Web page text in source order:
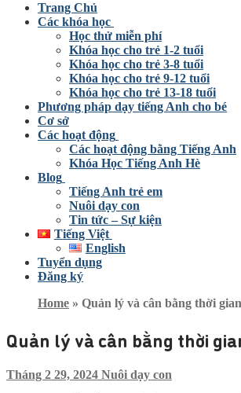
Trang Chủ
Các khóa học
Học thử miễn phí
Khóa học cho trẻ 1-2 tuổi
Khóa học cho trẻ 3-8 tuổi
Khóa học cho trẻ 9-12 tuổi
Khóa học cho trẻ 13-18 tuổi
Phương pháp dạy tiếng Anh cho bé
Cơ sở
Các hoạt động
Các hoạt động bằng Tiếng Anh
Khóa Học Tiếng Anh Hè
Blog
Tiếng Anh trẻ em
Nuôi dạy con
Tin tức – Sự kiện
Tiếng Việt
English
Tuyển dụng
Đăng ký
Home » Quản lý và cân bằng thời
Quản lý và cân bằng thời
Tháng 2 29, 2024 Nuôi dạy con